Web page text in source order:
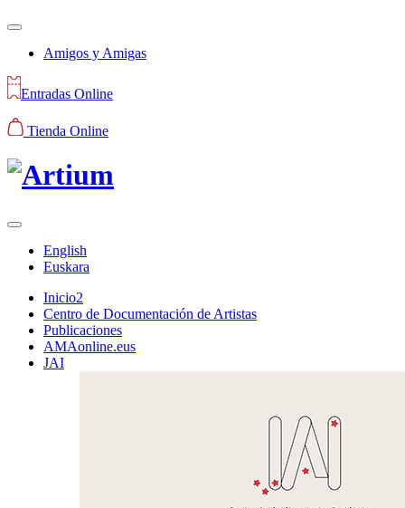
Amigos y Amigas
Entradas Online
Tienda Online
English
Euskara
Inicio2
Centro de Documentación de Artistas
Publicaciones
AMAonline.eus
JAI